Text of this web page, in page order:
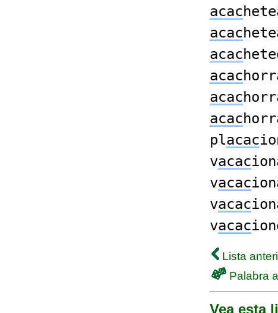
acac
acac
acac
acac
acac
acac
placac
vacac
vacac
vacac
vacac
Lista
Palabra
Vea esta